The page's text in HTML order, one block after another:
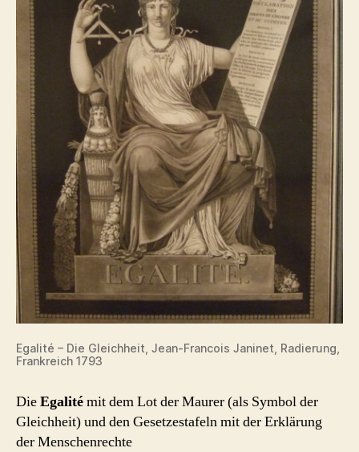
Egalité – Die Gleichheit, Jean-Francois Janinet, Radierung,
Frankreich 1793
DieEgalitémit dem Lot der Maurer (als Symbol der
Gleichheit) und den Gesetzestafeln mit der Erklärung
der Menschenrechte